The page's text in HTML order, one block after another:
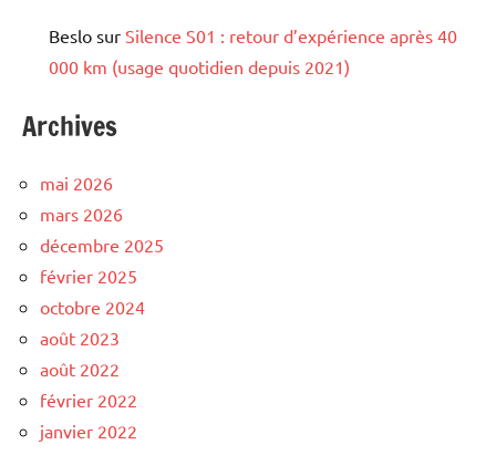
Beslo sur Silence S01 : retour d’expérience après 40
000 km (usage quotidien depuis 2021)
Archives
mai 2026
mars 2026
décembre 2025
février 2025
octobre 2024
août 2023
août 2022
février 2022
janvier 2022